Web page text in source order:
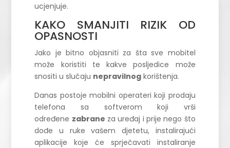
ucjenjuje.
KAKO SMANJITI RIZIK OD
OPASNOSTI
Jako je bitno objasniti za šta sve mobitel
može koristiti te kakve posljedice može
snositi u slučaju nepravilnog korištenja.
Danas postoje mobilni operateri koji prodaju
telefona sa softverom koji vrši
određene zabrane za uređaj i prije nego što
dođe u ruke vašem djetetu, instalirajući
aplikacije koje će sprječavati instaliranje